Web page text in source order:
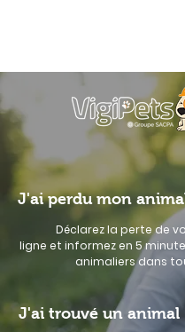
J'ai perdu mon
Déclarez la perte de
ligne et informez en 5
animaliers dans
J'ai trouvé un animal